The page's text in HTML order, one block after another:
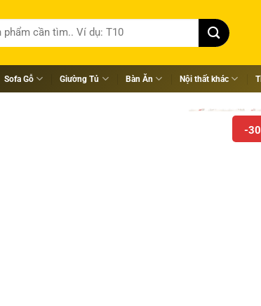
Sofa Gỗ Giường Tủ Bàn Ăn Nội thất khác
-